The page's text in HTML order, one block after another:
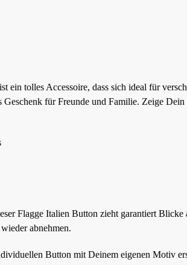
ein tolles Accessoire, dass sich ideal für
Geschenk für Freunde und Familie. Zeige
Flagge Italien Button zieht garantiert
abnehmen.
Button mit Deinem eigenen Motiv